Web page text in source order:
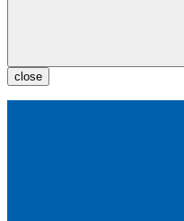
close